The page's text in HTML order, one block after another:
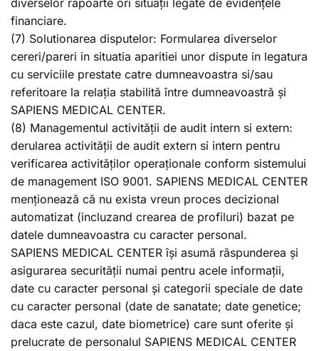
financiare.
(7) Solutionarea disputelor: Formularea diverselor
cereri/pareri in situatia aparitiei unor dispute in legatura
cu serviciile prestate catre dumneavoastra si/sau
referitoare la relația stabilită între dumneavoastră și
SAPIENS MEDICAL CENTER.
(8) Managementul activității de audit intern si extern:
derularea activității de audit extern si intern pentru
verificarea activităților operaționale conform sistemului
de management ISO 9001. SAPIENS MEDICAL CENTER
menționează că nu exista vreun proces decizional
automatizat (incluzand crearea de profiluri) bazat pe
datele dumneavoastra cu caracter personal.
SAPIENS MEDICAL CENTER își asumă răspunderea și
asigurarea securității numai pentru acele informații,
date cu caracter personal și categorii speciale de date
cu caracter personal (date de sanatate; date genetice;
daca este cazul, date biometrice) care sunt oferite și
prelucrate de personalul SAPIENS MEDICAL CENTER